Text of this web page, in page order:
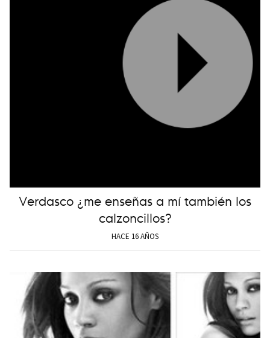
Verdasco ¿me enseñas a mí también los
calzoncillos?
HACE 16 AÑOS